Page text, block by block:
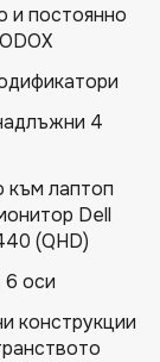
и постоянно
4
към лаптоп
Dell
(QHD)
оси
конструкции